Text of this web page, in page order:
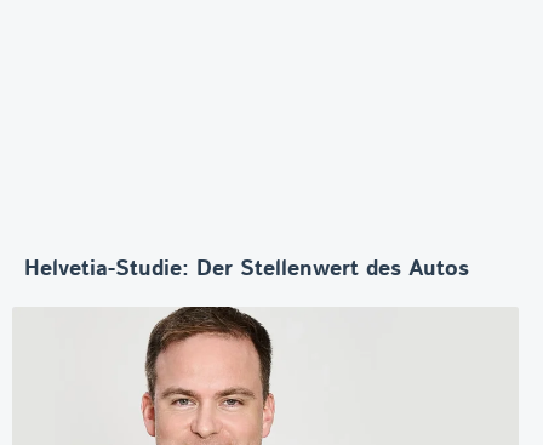
Helvetia-Studie: Der Stellenwert des Autos